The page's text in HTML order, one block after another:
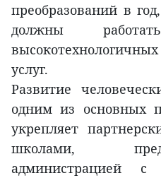
преобразований в
должны
услуг.
Развитие
одним из основных
укрепляет
школами,
администрацией